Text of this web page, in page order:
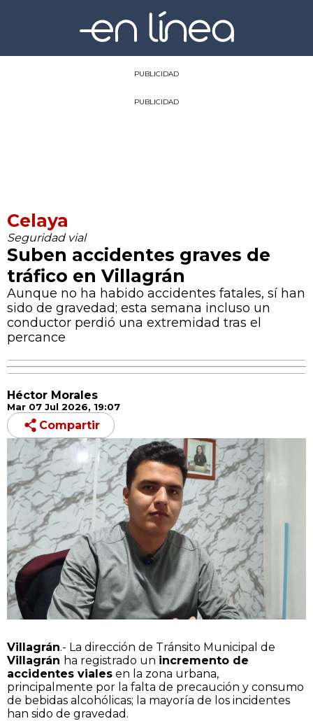
PUBLICIDAD
PUBLICIDAD
Celaya
Seguridad vial
Suben accidentes graves de
tráfico en Villagrán
Aunque no ha habido accidentes fatales, sí han
sido de gravedad; esta semana incluso un
conductor perdió una extremidad tras el
percance
Héctor Morales
Mar 07 Jul 2026, 19:07
Compartir
Villagrán.- La dirección de Tránsito Municipal de
Villagrán ha registrado un incremento de
accidentes viales en la zona urbana,
principalmente por la falta de precaución y consumo
de bebidas alcohólicas; la mayoría de los incidentes
han sido de gravedad.